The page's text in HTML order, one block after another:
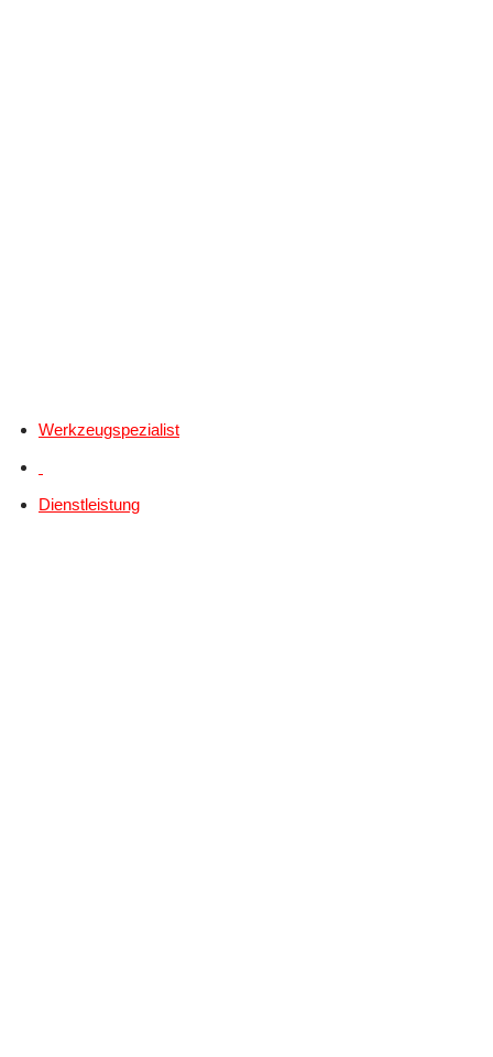
Werkzeugspezialist
Dienstleistung